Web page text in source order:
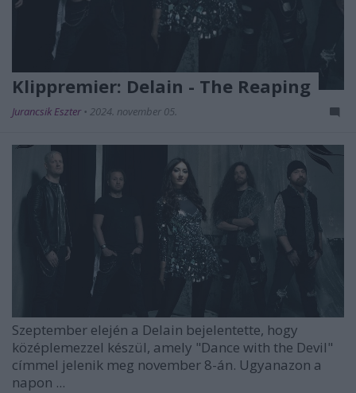
Klippremier: Delain - The Reaping
Jurancsik Eszter • 2024. november 05.
Szeptember elején a Delain bejelentette, hogy
középlemezzel készül, amely "Dance with the Devil"
címmel jelenik meg november 8-án. Ugyanazon a
napon ...